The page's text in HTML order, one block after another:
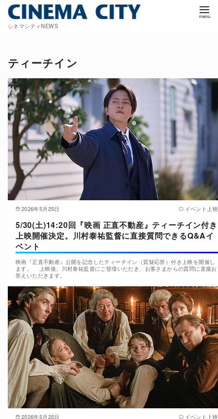
シネマシティNEWS
ティーチイン
2026年5月25日 イベント上映
5/30(土)14:20回『映画 正直不動産』ティーチイン付き
上映開催決定。川村泰祐監督に直接質問できるQ&Aイ
ベント
映画『正直不動産』公開を記念したティーチイン（質疑応答）付き上映を開催し
ます。 上映後、川村泰祐監督にご登壇いただき、お客さまからの質問に直接お
答えいただきます。
2026年5月25日 イベント上映